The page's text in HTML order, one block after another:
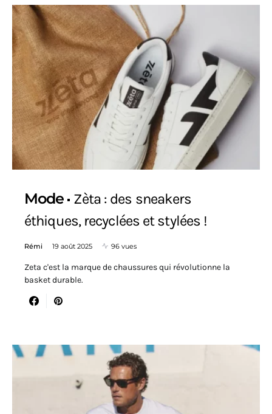
Mode
Zèta : des sneakers
éthiques, recyclées et stylées !
Rémi 19 août 2025 96 vues
Zeta c'est la marque de chaussures qui révolutionne la
basket durable.